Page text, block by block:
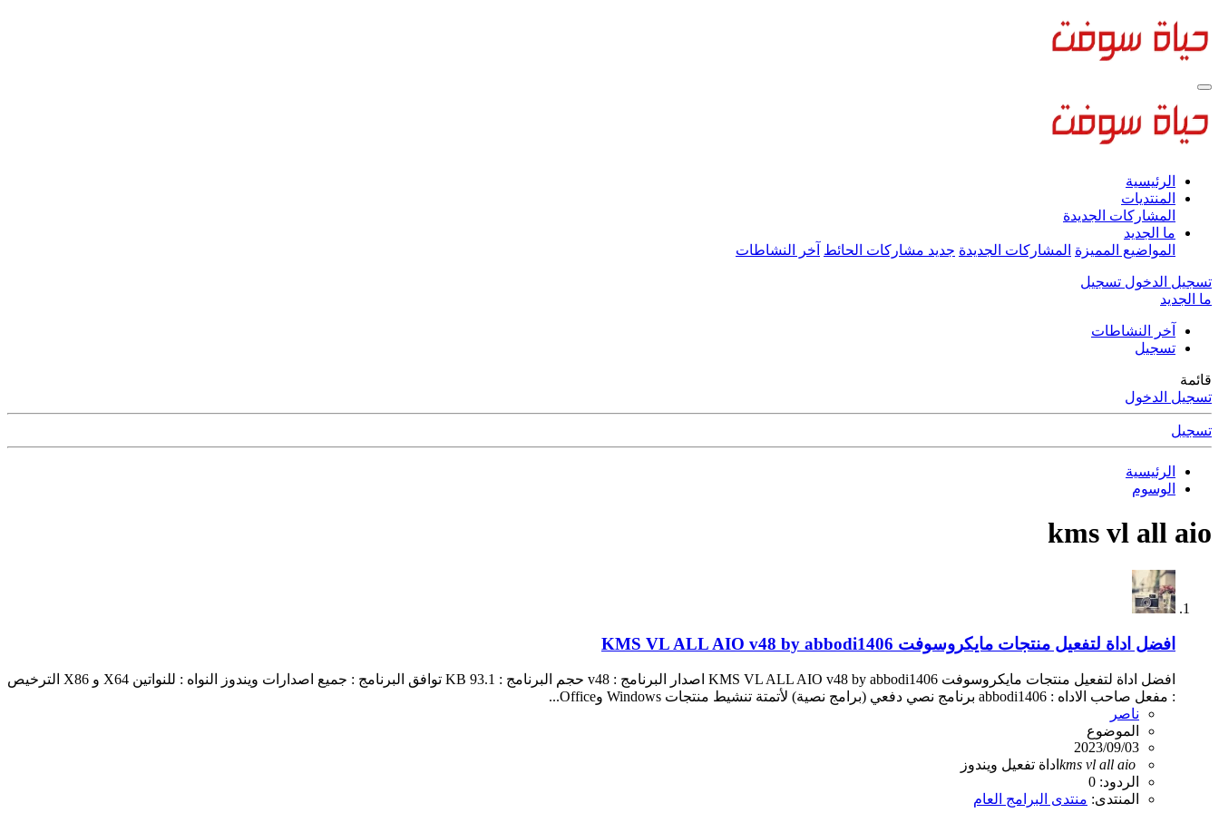
الرئيسية
المنتديات
المشاركات الجديدة
ما الجديد
المواضيع المميزة المشاركات الجديدة جديد مشاركات الحائط آخر النشاطات
تسجيل الدخول تسجيل
ما الجديد
آخر النشاطات
تسجيل
قائمة
تسجيل الدخول
تسجيل
الرئيسية
الوسوم
kms vl all aio
افضل اداة لتفعيل منتجات مايكروسوفت KMS VL ALL AIO v48 by abbodi1406
افضل اداة لتفعيل منتجات مايكروسوفت KMS VL ALL AIO v48 by abbodi1406 اصدار البرنامج : v48 حجم البرنامج : 93.1 KB توافق البرنامج : جميع اصدارات ويندوز النواه : للنواتين X64 و X86 الترخيص
: مفعل صاحب الاداه : abbodi1406 برنامج نصي دفعي (برامج نصية) لأتمتة تنشيط منتجات Windows وOffice...
ناصر
الموضوع
2023/09/03
kms vl all aio
اداة تفعيل ويندوز
الردود: 0
المنتدى: منتدى البرامج العام